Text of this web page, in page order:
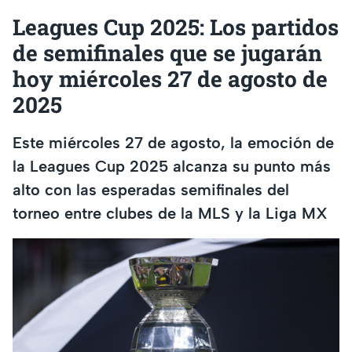
Leagues Cup 2025: Los partidos
de semifinales que se jugarán
hoy miércoles 27 de agosto de
2025
Este miércoles 27 de agosto, la emoción de
la Leagues Cup 2025 alcanza su punto más
alto con las esperadas semifinales del
torneo entre clubes de la MLS y la Liga MX